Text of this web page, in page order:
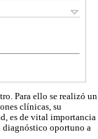
Para ello se realizó un
clínicas, su
es de vital importancia
diagnóstico oportuno a